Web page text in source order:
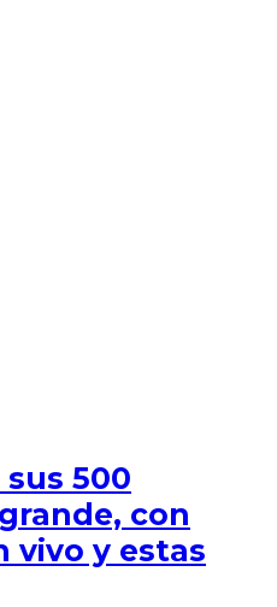
500
con
vivo y estas